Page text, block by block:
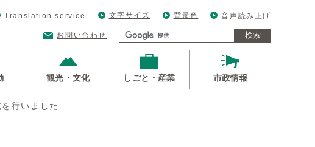
Translation service 文字サイズ 背景色 音声読み上げ
お問い合わせ 検索
観光・文化 しごと・産業 市政情報
行いました